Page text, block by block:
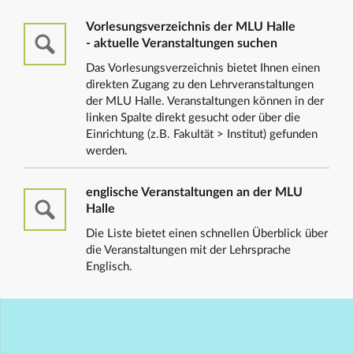
Vorlesungsverzeichnis der MLU Halle
- aktuelle Veranstaltungen suchen
Das Vorlesungsverzeichnis bietet Ihnen einen
direkten Zugang zu den Lehrveranstaltungen
der MLU Halle. Veranstaltungen können in der
linken Spalte direkt gesucht oder über die
Einrichtung (z.B. Fakultät > Institut) gefunden
werden.
englische Veranstaltungen an der MLU
Halle
Die Liste bietet einen schnellen Überblick über
die Veranstaltungen mit der Lehrsprache
Englisch.